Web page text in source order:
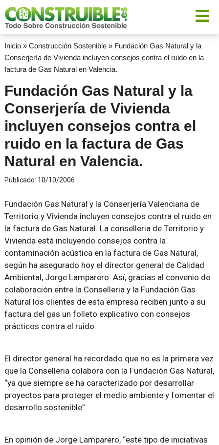
Inicio» Construcción Sostenible» Fundación Gas Natural y la
Conserjería de Vivienda incluyen consejos contra el ruido en la
factura de Gas Natural en Valencia.
Fundación Gas Natural y la
Conserjería de Vivienda
incluyen consejos contra el
ruido en la factura de Gas
Natural en Valencia.
Publicado: 10/10/2006
Fundación Gas Natural y la Conserjería Valenciana de
Territorio y Vivienda incluyen consejos contra el ruido en
la factura de Gas Natural. La conselleria de Territorio y
Vivienda está incluyendo consejos contra la
contaminación acústica en la factura de Gas Natural,
según ha asegurado hoy el director general de Calidad
Ambiental, Jorge Lamparero. Así, gracias al convenio de
colaboración entre la Conselleria y la Fundación Gas
Natural los clientes de esta empresa reciben junto a su
factura del gas un folleto explicativo con consejos
prácticos contra el ruido.
El director general ha recordado que no es la primera vez
que la Conselleria colabora con la Fundación Gas Natural,
“ya que siempre se ha caracterizado por desarrollar
proyectos para proteger el medio ambiente y fomentar el
desarrollo sostenible”.
En opinión de Jorge Lamparero, “este tipo de iniciativas